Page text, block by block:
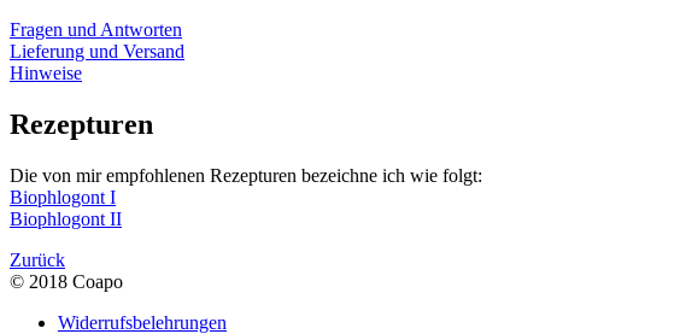
Fragen und Antworten
Lieferung und Versand
Hinweise
Rezepturen
Die von mir empfohlenen Rezepturen bezeichne ich wie folgt:
Biophlogont I
Biophlogont II
Zurück
© 2018 Coapo
Widerrufsbelehrungen